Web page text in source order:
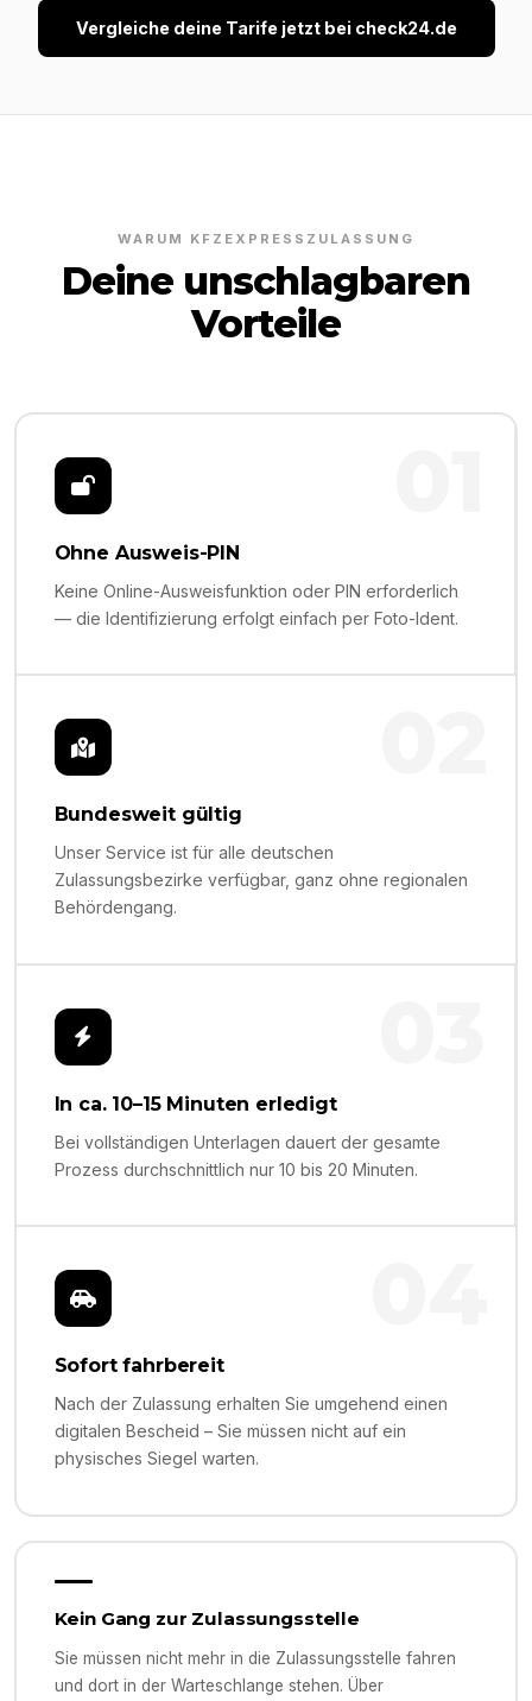
Vergleiche deine Tarife jetzt bei check24.de
WARUM KFZEXPRESSZULASSUNG
Deine unschlagbaren
Vorteile
Ohne Ausweis-PIN
Keine Online-Ausweisfunktion oder PIN erforderlich
— die Identifizierung erfolgt einfach per Foto-Ident.
Bundesweit gültig
Unser Service ist für alle deutschen
Zulassungsbezirke verfügbar, ganz ohne regionalen
Behördengang.
In ca. 10–15 Minuten erledigt
Bei vollständigen Unterlagen dauert der gesamte
Prozess durchschnittlich nur 10 bis 20 Minuten.
Sofort fahrbereit
Nach der Zulassung erhalten Sie umgehend einen
digitalen Bescheid – Sie müssen nicht auf ein
physisches Siegel warten.
Kein Gang zur Zulassungsstelle
Sie müssen nicht mehr in die Zulassungsstelle fahren
und dort in der Warteschlange stehen. Über